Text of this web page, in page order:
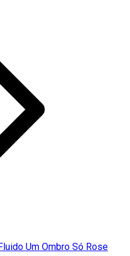
Um Ombro Só Rose